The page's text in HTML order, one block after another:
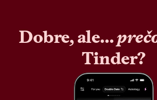
Dobre, ale…
Tinder?